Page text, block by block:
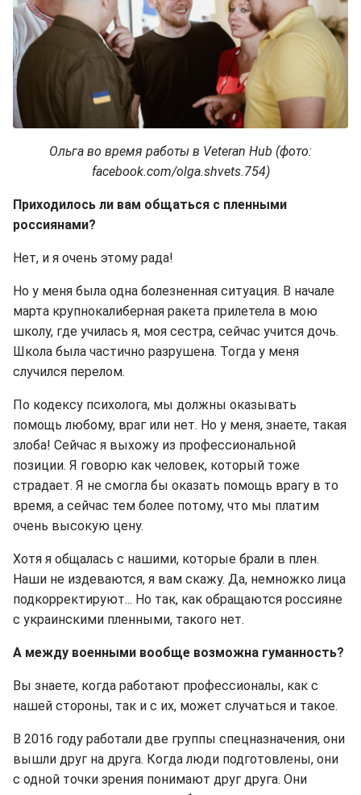
Ольга во время работы в Veteran Hub (фото:
facebook.com/olga.shvets.754)
Приходилось ли вам общаться с пленными
россиянами?
Нет, и я очень этому рада!
Но у меня была одна болезненная ситуация. В начале
марта крупнокалиберная ракета прилетела в мою
школу, где училась я, моя сестра, сейчас учится дочь.
Школа была частично разрушена. Тогда у меня
случился перелом.
По кодексу психолога, мы должны оказывать
помощь любому, враг или нет. Но у меня, знаете, такая
злоба! Сейчас я выхожу из профессиональной
позиции. Я говорю как человек, который тоже
страдает. Я не смогла бы оказать помощь врагу в то
время, а сейчас тем более потому, что мы платим
очень высокую цену.
Хотя я общалась с нашими, которые брали в плен.
Наши не издеваются, я вам скажу. Да, немножко лица
подкорректируют... Но так, как обращаются россияне
с украинскими пленными, такого нет.
А между военными вообще возможна гуманность?
Вы знаете, когда работают профессионалы, как с
нашей стороны, так и с их, может случаться и такое.
В 2016 году работали две группы спецназначения, они
вышли друг на друга. Когда люди подготовлены, они
с одной точки зрения понимают друг друга. Они